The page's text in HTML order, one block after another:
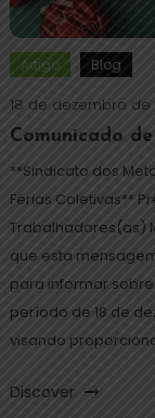
Artigo Blog
18 de dezembro de
Comunicado
**Sindicato dos
Férias Coletivas**
Trabalhadores(as)
que esta
para informar
período de 18 de
visando
Discover